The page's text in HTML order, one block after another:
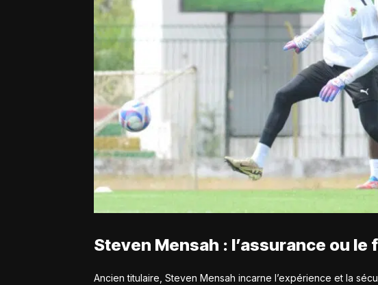
Steven Mensah : l’assurance ou le
Ancien titulaire, Steven Mensah incarne l’expérience et la